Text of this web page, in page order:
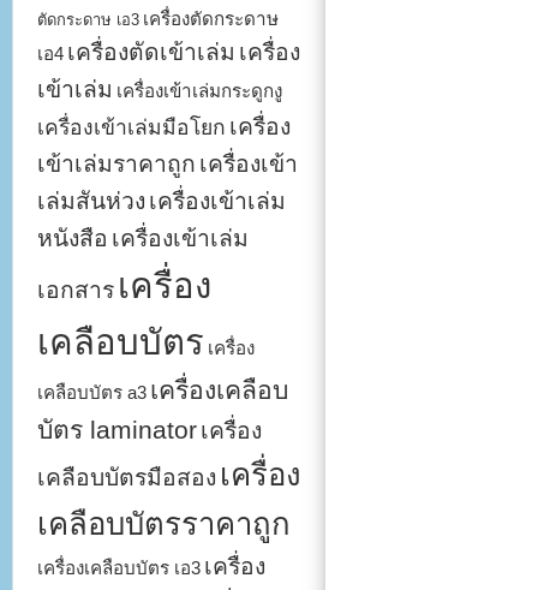
ตัดกระดาษ เอ3 เครื่องตัดกระดาษ
เอ4 เครื่องตัดเข้าเล่ม เครื่อง
เข้าเล่ม เครื่องเข้าเล่มกระดูกงู
เครื่องเข้าเล่มมือโยก เครื่อง
เข้าเล่มราคาถูก เครื่องเข้า
เล่มสันห่วง เครื่องเข้าเล่ม
หนังสือ เครื่องเข้าเล่ม
เอกสาร เครื่อง
เคลือบบัตร เครื่อง
เคลือบบัตร a3 เครื่องเคลือบ
บัตร laminatorเครื่อง
เคลือบบัตรมือสอง เครื่อง
เคลือบบัตรราคาถูก
เครื่องเคลือบบัตร เอ3 เครื่อง